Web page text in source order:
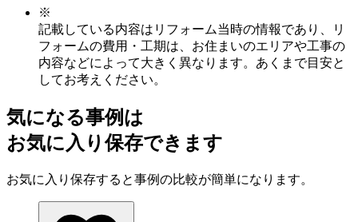
※
記載している内容はリフォーム当時の情報であり、リ
フォームの費用・工期は、お住まいのエリアや工事の
内容などによって大きく異なります。あくまで目安と
してお考えください。
気になる事例は
お気に入り保存できます
お気に入り保存すると事例の比較が簡単になります。